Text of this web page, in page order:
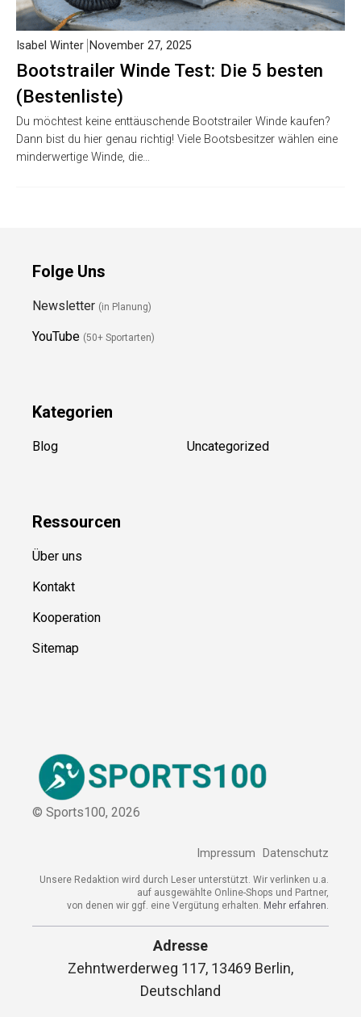
Bootstrailer Winde Test: Die 5 besten
(Bestenliste)
Isabel Winter November 27, 2025
Du möchtest keine enttäuschende Bootstrailer Winde kaufen?
Dann bist du hier genau richtig! Viele Bootsbesitzer wählen eine
minderwertige Winde, die…
Folge Uns
Newsletter (in Planung)
YouTube (50+ Sportarten)
Kategorien
Blog Uncategorized
Ressourcen
Über uns
Kontakt
Kooperation
Sitemap
© Sports100, 2026
Impressum Datenschutz
Unsere Redaktion wird durch Leser unterstützt. Wir verlinken u.a.
auf ausgewählte Online-Shops und Partner,
von denen wir ggf. eine Vergütung erhalten. Mehr erfahren.
Adresse
Zehntwerderweg 117, 13469 Berlin,
Deutschland